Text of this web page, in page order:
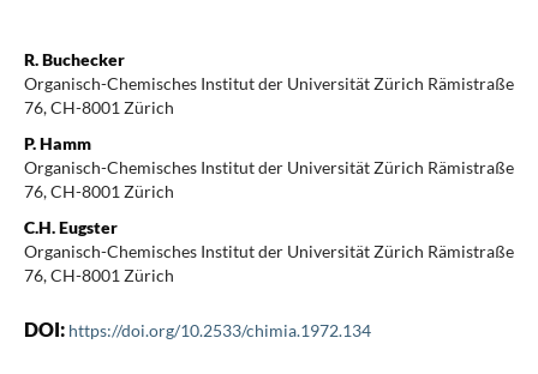
R. Buchecker
Organisch-Chemisches Institut der Universität Zürich Rämistraße
76, CH-8001 Zürich
P. Hamm
Organisch-Chemisches Institut der Universität Zürich Rämistraße
76, CH-8001 Zürich
C.H. Eugster
Organisch-Chemisches Institut der Universität Zürich Rämistraße
76, CH-8001 Zürich
DOI: https://doi.org/10.2533/chimia.1972.134